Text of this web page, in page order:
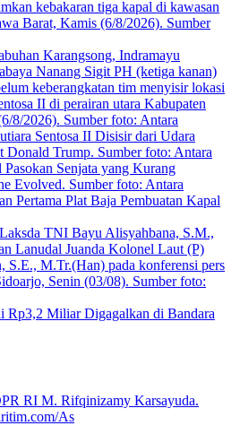
Karangsong, Indramayu
Sentosa II Disisir dari Udara
Senjata yang Kurang
Pertama Plat Baja Pembuatan Kapal
Rp3,2 Miliar Digagalkan di Bandara